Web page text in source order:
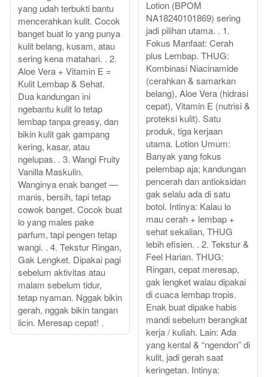
yang udah terbukti bantu
mencerahkan kulit. Cocok
banget buat lo yang punya
kulit belang, kusam, atau
sering kena matahari. . 2.
Aloe Vera + Vitamin E =
Kulit Lembap & Sehat.
Dua kandungan ini
ngebantu kulit lo tetap
lembap tanpa greasy, dan
bikin kulit gak gampang
kering, kasar, atau
ngelupas. . 3. Wangi Fruity
Vanilla Maskulin.
Wanginya enak banget —
manis, bersih, tapi tetap
cowok banget. Cocok buat
lo yang males pake
parfum, tapi pengen tetap
wangi. . 4. Tekstur Ringan,
Gak Lengket. Dipakai pagi
sebelum aktivitas atau
malam sebelum tidur,
tetap nyaman. Nggak bikin
gerah, nggak bikin tangan
licin. Meresap cepat! .
Lotion (BPOM
NA18240101869) sering
jadi pilihan utama. . 1.
Fokus Manfaat: Cerah
plus Lembap. THUG:
Kombinasi Niacinamide
(cerahkan & samarkan
belang), Aloe Vera (hidrasi
cepat), Vitamin E (nutrisi &
proteksi kulit). Satu
produk, tiga kerjaan
utama. Lotion Umum:
Banyak yang fokus
pelembap aja; kandungan
pencerah dan antioksidan
gak selalu ada di satu
botol. Intinya: Kalau lo
mau cerah + lembap +
sehat sekalian, THUG
lebih efisien. . 2. Tekstur &
Feel Harian. THUG:
Ringan, cepat meresap,
gak lengket walau dipakai
di cuaca lembap tropis.
Enak buat dipake habis
mandi sebelum berangkat
kerja / kuliah. Lain: Ada
yang kental & “ngendon” di
kulit, jadi gerah saat
keringetan. Intinya: